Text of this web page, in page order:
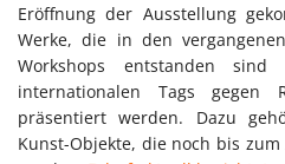
Eröffnung der Ausstellung
Werke, die in den
Workshops entstanden
internationalen Tags gegen
präsentiert werden. Dazu
Kunst-Objekte, die noch bis